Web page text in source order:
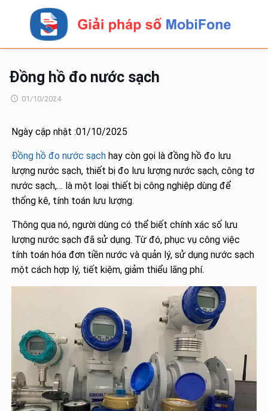
Đồng hồ đo nước sạch
01/10/2024
Ngày cập nhật :01/10/2025
Đồng hồ đo nước sạch hay còn gọi là đồng hồ đo lưu
lượng nước sạch, thiết bị đo lưu lượng nước sạch, công tơ
nước sạch,… là một loại thiết bị công nghiệp dùng để
thống kê, tính toán lưu lượng.
Thông qua nó, người dùng có thể biết chính xác số lưu
lượng nước sạch đã sử dụng. Từ đó, phục vụ công việc
tính toán hóa đơn tiền nước và quản lý, sử dụng nước sạch
một cách hợp lý, tiết kiệm, giảm thiểu lãng phí.